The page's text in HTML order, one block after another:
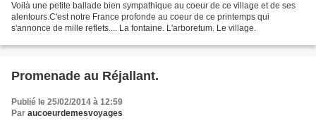
Voilà une petite ballade bien sympathique au coeur de ce village et de ses
alentours.C'est notre France profonde au coeur de ce printemps qui
s'annonce de mille reflets.... La fontaine. L'arboretum. Le village.
Promenade au Réjallant.
Publié le 25/02/2014 à 12:59
Par aucoeurdemesvoyages